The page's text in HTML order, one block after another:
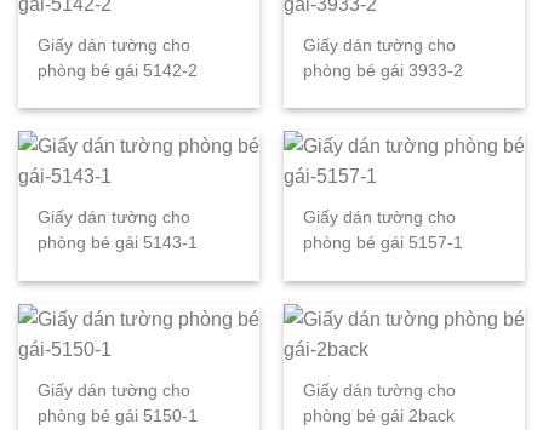
Giấy dán tường cho
phòng bé gái 5142-2
Giấy dán tường cho
phòng bé gái 3933-2
Giấy dán tường cho
phòng bé gái 5143-1
Giấy dán tường cho
phòng bé gái 5157-1
Giấy dán tường cho
phòng bé gái 5150-1
Giấy dán tường cho
phòng bé gái 2back